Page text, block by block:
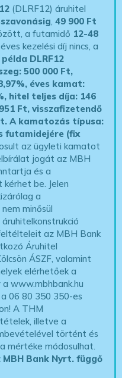
(DLRF12) áruhitel
,49 900 Ft
a futamidő 12-48
kezelési díj nincs, a
DLRF12
500 000 Ft,
éves kamat:
hitel teljes díja: 146
Ft, visszafizetendő
A kamatozás típusa:
futamidejére (fix
az ügyleti kamatot
jogát az MBH
és a
be. Jelen
a
minősül
az MBH Bank
Áruhitel
ÁSZF, valamint
elérhetőek a
www.mbhbank.hu
06 80 350 350-es
A THM
illetve a
történt és
mértéke módosulhat.
MBH Bank Nyrt. függő